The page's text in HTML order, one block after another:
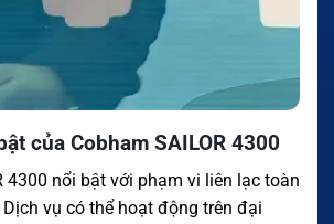
của Cobham SAILOR 4300
4300 nổi bật với phạm vi liên lạc toàn
vụ có thể hoạt động trên đại